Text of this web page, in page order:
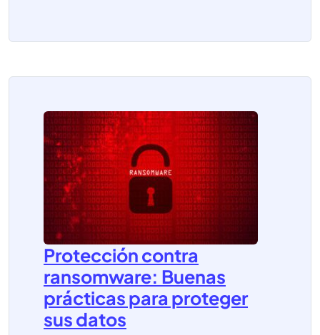
Protección contra
ransomware: Buenas
prácticas para proteger
sus datos